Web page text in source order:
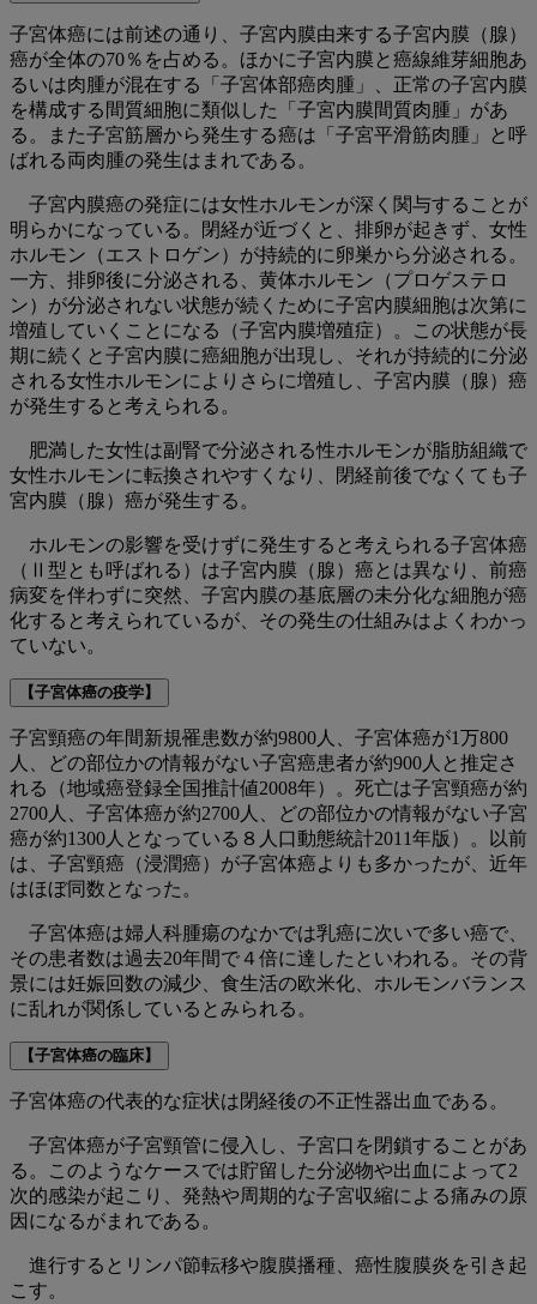
子宮体癌には前述の通り、子宮内膜由来する子宮内膜（腺）
癌が全体の70％を占める。ほかに子宮内膜と癌線維芽細胞あ
るいは肉腫が混在する「子宮体部癌肉腫」、正常の子宮内膜
を構成する間質細胞に類似した「子宮内膜間質肉腫」があ
る。また子宮筋層から発生する癌は「子宮平滑筋肉腫」と呼
ばれる両肉腫の発生はまれである。
子宮内膜癌の発症には女性ホルモンが深く関与することが
明らかになっている。閉経が近づくと、排卵が起きず、女性
ホルモン（エストロゲン）が持続的に卵巣から分泌される。
一方、排卵後に分泌される、黄体ホルモン（プロゲステロ
ン）が分泌されない状態が続くために子宮内膜細胞は次第に
増殖していくことになる（子宮内膜増殖症）。この状態が長
期に続くと子宮内膜に癌細胞が出現し、それが持続的に分泌
される女性ホルモンによりさらに増殖し、子宮内膜（腺）癌
が発生すると考えられる。
肥満した女性は副腎で分泌される性ホルモンが脂肪組織で
女性ホルモンに転換されやすくなり、閉経前後でなくても子
宮内膜（腺）癌が発生する。
ホルモンの影響を受けずに発生すると考えられる子宮体癌
（Ⅱ型とも呼ばれる）は子宮内膜（腺）癌とは異なり、前癌
病変を伴わずに突然、子宮内膜の基底層の未分化な細胞が癌
化すると考えられているが、その発生の仕組みはよくわかっ
ていない。
【子宮体癌の疫学】
子宮頸癌の年間新規罹患数が約9800人、子宮体癌が1万800
人、どの部位かの情報がない子宮癌患者が約900人と推定さ
れる（地域癌登録全国推計値2008年）。死亡は子宮頸癌が約
2700人、子宮体癌が約2700人、どの部位かの情報がない子宮
癌が約1300人となっている８人口動態統計2011年版）。以前
は、子宮頸癌（浸潤癌）が子宮体癌よりも多かったが、近年
はほぼ同数となった。
子宮体癌は婦人科腫瘍のなかでは乳癌に次いで多い癌で、
その患者数は過去20年間で４倍に達したといわれる。その背
景には妊娠回数の減少、食生活の欧米化、ホルモンバランス
に乱れが関係しているとみられる。
【子宮体癌の臨床】
子宮体癌の代表的な症状は閉経後の不正性器出血である。
子宮体癌が子宮頸管に侵入し、子宮口を閉鎖することがあ
る。このようなケースでは貯留した分泌物や出血によって2
次的感染が起こり、発熱や周期的な子宮収縮による痛みの原
因になるがまれである。
進行するとリンパ節転移や腹膜播種、癌性腹膜炎を引き起
こす。